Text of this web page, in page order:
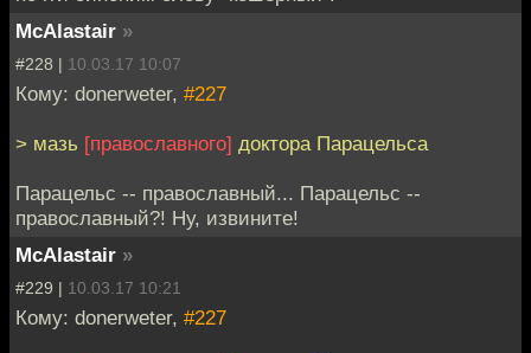
McAlastair »
#228 | 10.03.17 10:07
Кому: donerweter, #227
> мазь [православного] доктора Парацельса
Парацельс -- православный... Парацельс --
православный?! Ну, извините!
McAlastair »
#229 | 10.03.17 10:21
Кому: donerweter, #227